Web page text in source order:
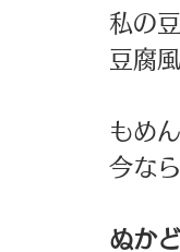
私の
豆腐
もめ
今な
ぬか